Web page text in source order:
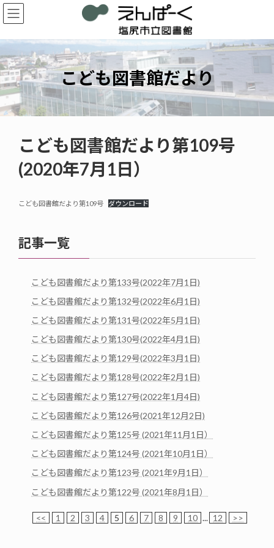
コ
ン
ン
ツ
へ
ス
キ
ッ
プ
ナ
ビ
ー
シ
ョ
ン
に
移
動
こども図書館だより
こども図書館だより第109号
(2020年7月1日）
こども図書館だより第109号 ダウンロード
記事一覧
こども図書館だより第133号(2022年7月1日)
こども図書館だより第132号(2022年6月1日)
こども図書館だより第131号(2022年5月1日)
こども図書館だより第130号(2022年4月1日)
こども図書館だより第129号(2022年3月1日)
こども図書館だより第128号(2022年2月1日)
こども図書館だより第127号(2022年1月4日)
こども図書館だより第126号(2021年12月2日)
こども図書館だより第125号 (2021年11月1日）
こども図書館だより第124号 (2021年10月1日）
こども図書館だより第123号 (2021年9月1日）
こども図書館だより第122号 (2021年8月1日）
<< 1 2 3 4 5 6 7 8 9 10 ... 12 >>